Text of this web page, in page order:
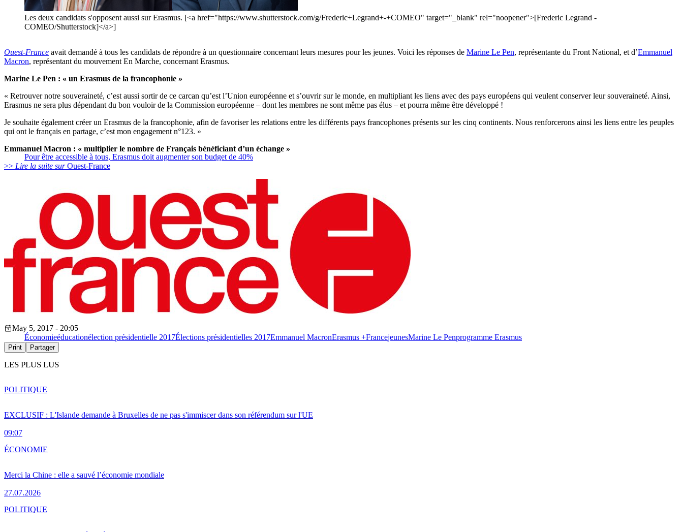
Les deux candidats s'opposent aussi sur Erasmus. [<a href="https://www.shutterstock.com/g/Frederic+Legrand+-+COMEO" target="_blank" rel="noopener">[Frederic Legrand -
COMEO/Shutterstock]</a>]
Ouest-France avait demandé à tous les candidats de répondre à un questionnaire concernant leurs mesures pour les jeunes. Voici les réponses de Marine Le Pen, représentante du Front National, et d’Emmanuel
Macron, représentant du mouvement En Marche, concernant Erasmus.
Marine Le Pen : « un Erasmus de la francophonie »
« Retrouver notre souveraineté, c’est aussi sortir de ce carcan qu’est l’Union européenne et s’ouvrir sur le monde, en multipliant les liens avec des pays européens qui veulent conserver leur souveraineté. Ainsi,
Erasmus ne sera plus dépendant du bon vouloir de la Commission européenne – dont les membres ne sont même pas élus – et pourra même être développé !
Je souhaite également créer un Erasmus de la francophonie, afin de favoriser les relations entre les différents pays francophones présents sur les cinq continents. Nous renforcerons ainsi les liens entre les peuples
qui ont le français en partage, c’est mon engagement n°123. »
Pour être accessible à tous, Erasmus doit augmenter son budget de 40%
Emmanuel Macron : « multiplier le nombre de Français bénéficiant d’un échange »
>> Lire la suite surOuest-France
May 5, 2017 - 20:05
Économieéducationélection présidentielle 2017Élections présidentielles 2017Emmanuel MacronErasmus +FrancejeunesMarine Le Penprogramme Erasmus
Print Partager
LES PLUS LUS
EXCLUSIF : L'Islande demande à Bruxelles de ne pas s'immiscer dans son référendum sur l'UE
09:07
POLITIQUE
Merci la Chine : elle a sauvé l’économie mondiale
27.07.2026
ÉCONOMIE
POLITIQUE